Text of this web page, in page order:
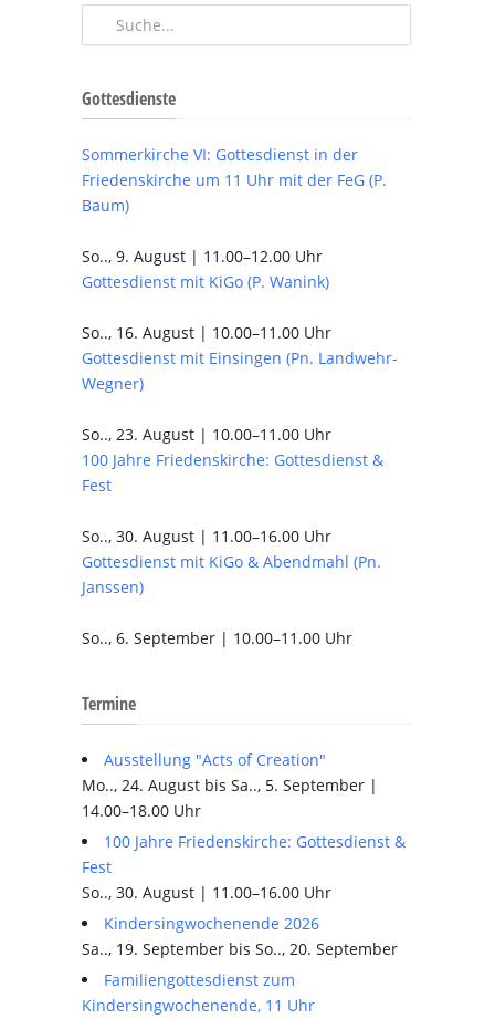
Gottesdienste
Sommerkirche VI: Gottesdienst in der
Friedenskirche um 11 Uhr mit der FeG (P.
Baum)
So.., 9. August | 11.00–12.00 Uhr
Gottesdienst mit KiGo (P. Wanink)
So.., 16. August | 10.00–11.00 Uhr
Gottesdienst mit Einsingen (Pn. Landwehr-
Wegner)
So.., 23. August | 10.00–11.00 Uhr
100 Jahre Friedenskirche: Gottesdienst &
Fest
So.., 30. August | 11.00–16.00 Uhr
Gottesdienst mit KiGo & Abendmahl (Pn.
Janssen)
So.., 6. September | 10.00–11.00 Uhr
Termine
Ausstellung "Acts of Creation"
Mo.., 24. August bis Sa.., 5. September |
14.00–18.00 Uhr
100 Jahre Friedenskirche: Gottesdienst &
Fest
So.., 30. August | 11.00–16.00 Uhr
Kindersingwochenende 2026
Sa.., 19. September bis So.., 20. September
Familiengottesdienst zum
Kindersingwochenende, 11 Uhr